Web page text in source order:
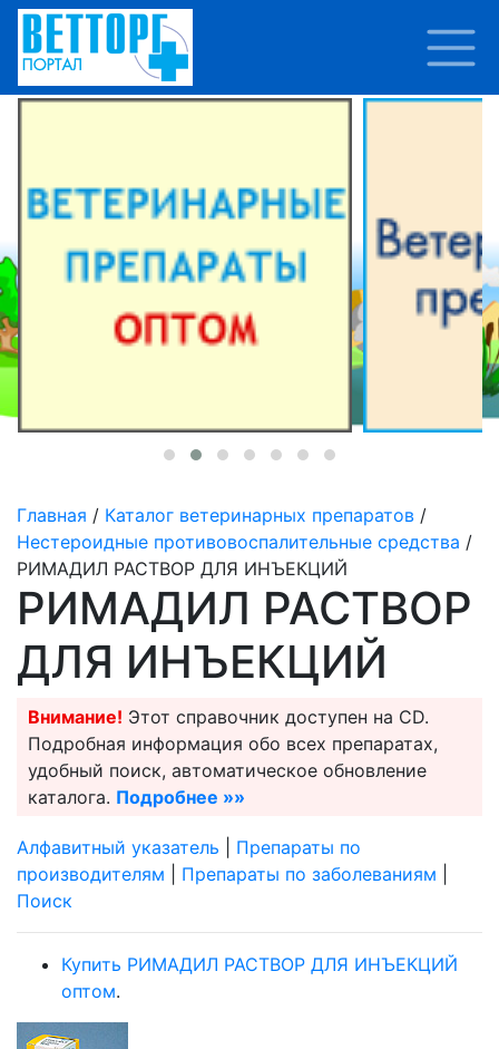
Главная / Каталог ветеринарных препаратов /
Нестероидные противовоспалительные средства /
РИМАДИЛ РАСТВОР ДЛЯ ИНЪЕКЦИЙ
РИМАДИЛ РАСТВОР
ДЛЯ ИНЪЕКЦИЙ
Внимание! Этот справочник доступен на CD.
Подробная информация обо всех препаратах,
удобный поиск, автоматическое обновление
каталога. Подробнее »»
Алфавитный указатель
Препараты по
производителям
Препараты по заболеваниям
Поиск
Купить РИМАДИЛ РАСТВОР ДЛЯ ИНЪЕКЦИЙ
оптом.